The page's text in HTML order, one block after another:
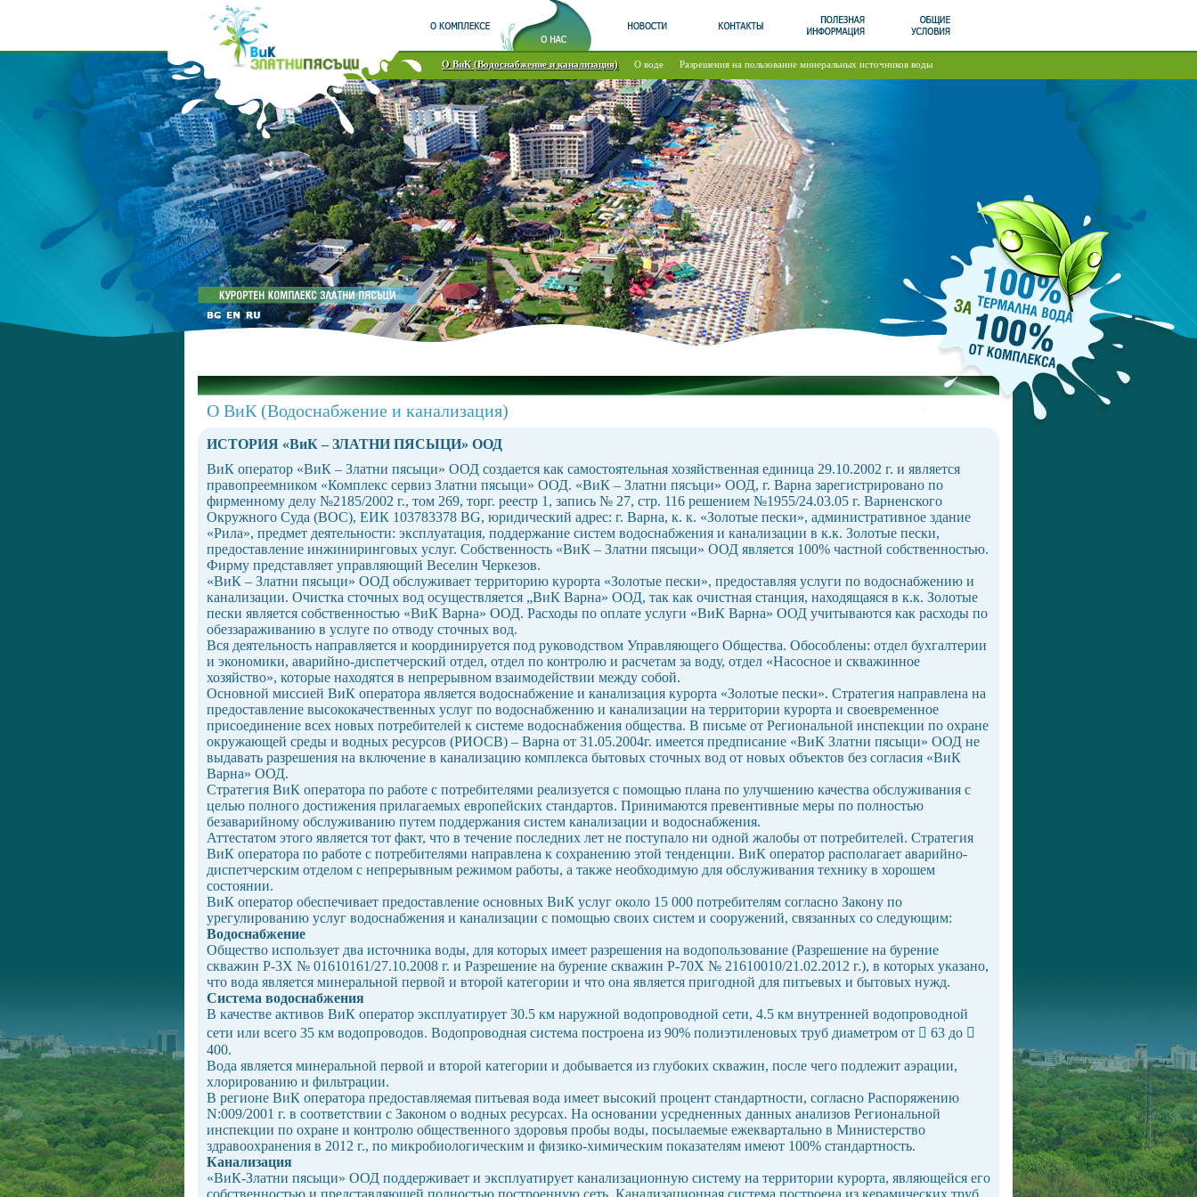
O ВиК (Водоснабжение и канализация) О воде Разрешения на пользование минеральных источников воды
O ВиК (Водоснабжение и канализация)
ИСТОРИЯ «ВиК – ЗЛАТНИ ПЯСЫЦИ» ООД
ВиК оператор «ВиК – Златни пясыци» ООД создается как самостоятельная хозяйственная единица 29.10.2002 г. и является
правопреемником «Комплекс сервиз Златни пясыци» ООД. «ВиК – Златни пясъци» ООД, г. Варна зарегистрировано по
фирменному делу №2185/2002 г., том 269, торг. реестр 1, запись № 27, стр. 116 решением №1955/24.03.05 г. Варненского
Окружного Суда (ВОС), ЕИК 103783378 BG, юридический адрес: г. Варна, к. к. «Золотые пески», административное здание
«Рила», предмет деятельности: эксплуатация, поддержание систем водоснабжения и канализации в к.к. Золотые пески,
предоставление инжиниринговых услуг. Собственность «ВиК – Златни пясыци» ООД является 100% частной собственностью.
Фирму представляет управляющий Веселин Черкезов.
«ВиК – Златни пясыци» ООД обслуживает территорию курорта «Золотые пески», предоставляя услуги по водоснабжению и
канализации. Очистка сточных вод осуществляется „ВиК Варна» ООД, так как очистная станция, находящаяся в к.к. Золотые
пески является собственностью «ВиК Варна» ООД. Расходы по оплате услуги «ВиК Варна» ООД учитываются как расходы по
обеззараживанию в услуге по отводу сточных вод.
Вся деятельность направляется и координируется под руководством Управляющего Общества. Обособлены: отдел бухгалтерии
и экономики, аварийно-диспетчерский отдел, отдел по контролю и расчетам за воду, отдел «Насосное и скважинное
хозяйство», которые находятся в непрерывном взаимодействии между собой.
Основной миссией ВиК оператора является водоснабжение и канализация курорта «Золотые пески». Стратегия направлена на
предоставление высококачественных услуг по водоснабжению и канализации на территории курорта и своевременное
присоединение всех новых потребителей к системе водоснабжения общества. В письме от Региональной инспекции по охране
окружающей среды и водных ресурсов (РИОСВ) – Варна от 31.05.2004г. имеется предписание «ВиК Златни пясыци» ООД не
выдавать разрешения на включение в канализацию комплекса бытовых сточных вод от новых объектов без согласия «ВиК
Варна» ООД.
Стратегия ВиК оператора по работе с потребителями реализуется с помощью плана по улучшению качества обслуживания с
целью полного достижения прилагаемых европейских стандартов. Принимаются превентивные меры по полностью
безаварийному обслуживанию путем поддержания систем канализации и водоснабжения.
Аттестатом этого является тот факт, что в течение последних лет не поступало ни одной жалобы от потребителей. Стратегия
ВиК оператора по работе с потребителями направлена к сохранению этой тенденции. ВиК оператор располагает аварийно-
диспетчерским отделом с непрерывным режимом работы, а также необходимую для обслуживания технику в хорошем
состоянии.
ВиК оператор обеспечивает предоставление основных ВиК услуг около 15 000 потребителям согласно Закону по
урегулированию услуг водоснабжения и канализации с помощью своих систем и сооружений, связанных со следующим:
Водоснабжение
Общество использует два источника воды, для которых имеет разрешения на водопользование (Разрешение на бурение
скважин P-3Х № 01610161/27.10.2008 г. и Разрешение на бурение скважин P-70Х № 21610010/21.02.2012 г.), в которых указано,
что вода является минеральной первой и второй категории и что она является пригодной для питьевых и бытовых нужд.
Система водоснабжения
В качестве активов ВиК оператор эксплуатирует 30.5 км наружной водопроводной сети, 4.5 км внутренней водопроводной
сети или всего 35 км водопроводов. Водопроводная система построена из 90% полиэтиленовых труб диаметром от  63 до 
400.
Вода является минеральной первой и второй категории и добывается из глубоких скважин, после чего подлежит аэрации,
хлорированию и фильтрации.
В регионе ВиК оператора предоставляемая питьевая вода имеет высокий процент стандартности, согласно Распоряжению
N:009/2001 г. в соответствии с Законом о водных ресурсах. На основании усредненных данных анализов Региональной
инспекции по охране и контролю общественного здоровья пробы воды, посылаемые ежеквартально в Министерство
здравоохранения в 2012 г., по микробиологическим и физико-химическим показателям имеют 100% стандартность.
Канализация
«ВиК-Златни пясыци» ООД поддерживает и эксплуатирует канализационную систему на территории курорта, являющейся его
собственностью и представляющей полностью построенную сеть. Канализационная система построена из керамических труб,